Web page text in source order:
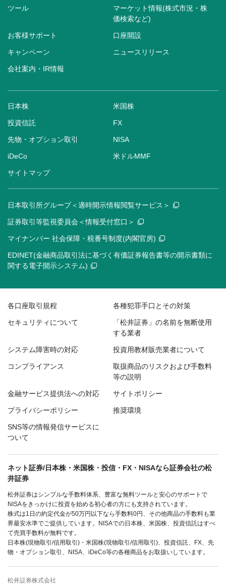
ツール
マーケット情報(株式市況・株
価検索など)
お客様サポート 口座開設
キャンペーン ニュースリリース
会社案内・IR情報
日本株 米国株
投資信託 FX
先物・オプション取引 NISA
iDeCo 米ドルMMF
サイトマップ
日本取引所グループ＜適時開示情報閲覧サービス＞
証券取引等監視委員会＜情報受付窓口＞
マイナンバー 社会保障・税番号制度(内閣官房)
EDINET(金融商品取引法に基づく有価証券報告書等の開示書類に
関する電子開示システム)
各口座取引規程 各種犯罪手口とその対策
セキュリティについて
「松井証券」の名前を無断使用
する業者
システム障害時の対応 投資用教材販売業者について
コンプライアンス
取扱商品のリスクおよび手数料
等の説明
金融サービス提供法への対応 サイトポリシー
プライバシーポリシー 推奨環境
SNS等の情報発信サービスに
ついて
ネット証券/日本株・米国株・投信・FX・NISAなら証券会社の松
井証券
松井証券はシンプルな手数料体系、豊富な無料ツールと安心のサポートで
NISAをきっかけに投資を始める初心者の方にも支持されています。
株式は1日の約定代金が50万円以下なら手数料0円、その他商品の手数料も業
界最安水準でご提供しています。NISAでの日本株、米国株、投資信託はすべ
て売買手数料が無料です。
日本株(現物取引/信用取引)・米国株(現物取引/信用取引)、投資信託、FX、先
物・オプション取引、NISA、iDeCo等の各種商品をお取扱いしています。
松井証券株式会社